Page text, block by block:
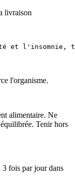
livraison
et
l'organisme.
alimentaire. Ne
Tenir hors
fois par jour dans